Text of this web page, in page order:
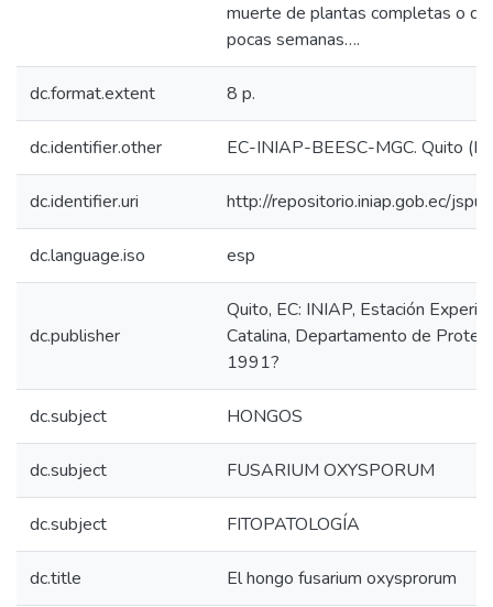
muerte de plantas completas o de
pocas semanas….
dc.format.extent 8 p.
dc.identifier.other EC-INIAP-BEESC-MGC. Quito
dc.identifier.uri http://repositorio.iniap.gob.ec/
dc.language.iso esp
dc.publisher
Quito, EC: INIAP, Estación
Catalina, Departamento de
1991?
dc.subject HONGOS
dc.subject FUSARIUM OXYSPORUM
dc.subject FITOPATOLOGÍA
dc.title El hongo fusarium oxysprorum